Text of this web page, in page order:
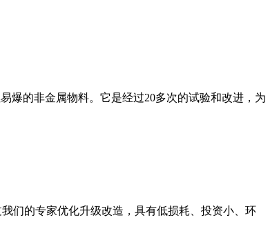
爆的非金属物料。它是经过20多次的试验和改进，为
们的专家优化升级改造，具有低损耗、投资小、环